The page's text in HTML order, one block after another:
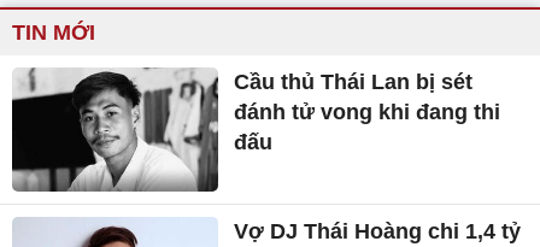
TIN MỚI
Cầu thủ Thái Lan bị sét
đánh tử vong khi đang thi
đấu
Vợ DJ Thái Hoàng chi 1,4 tỷ